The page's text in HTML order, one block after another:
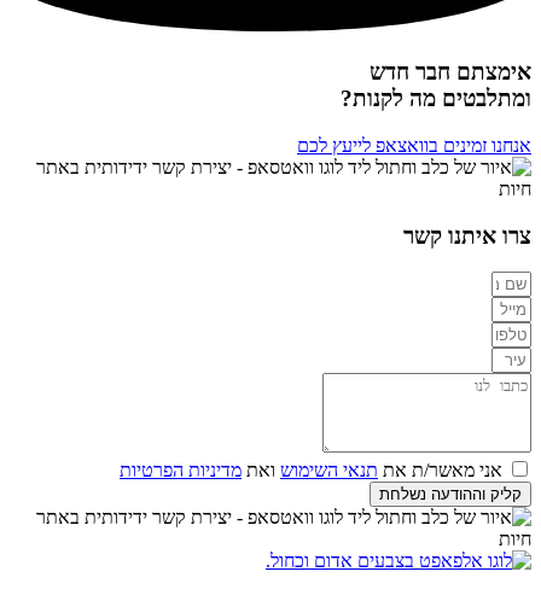
אימצתם חבר חדש
ומתלבטים מה לקנות?
אנחנו זמינים בוואצאפ לייעץ לכם
צרו איתנו קשר
אני מאשר/ת את תנאי השימוש ואת מדיניות הפרטיות
קליק וההודעה נשלחת